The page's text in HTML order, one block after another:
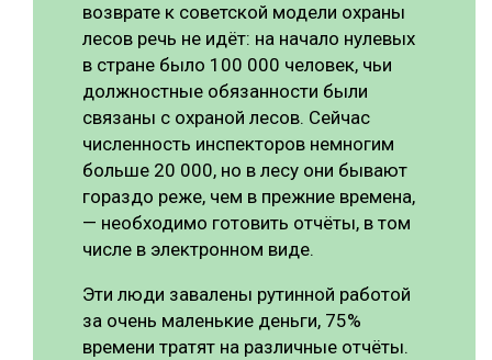
возврате к советской модели охраны
лесов речь не идёт: на начало нулевых
в стране было 100 000 человек, чьи
должностные обязанности были
связаны с охраной лесов. Сейчас
численность инспекторов немногим
больше 20 000, но в лесу они бывают
гораздо реже, чем в прежние времена,
— необходимо готовить отчёты, в том
числе в электронном виде.
Эти люди завалены рутинной работой
за очень маленькие деньги, 75%
времени тратят на различные отчёты.